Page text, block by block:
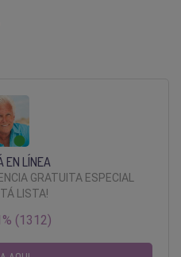
EN LÍNEA
GRATUITA ESPECIAL
LISTA!
(1312)